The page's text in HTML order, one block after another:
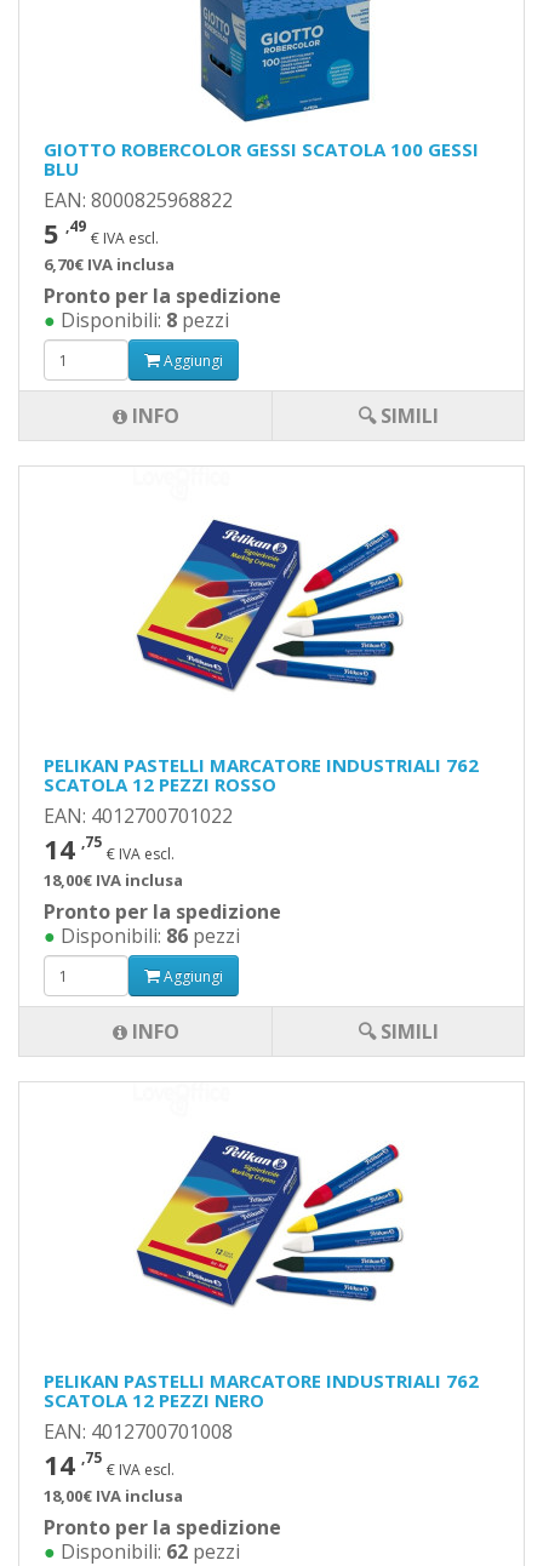
GIOTTO ROBERCOLOR GESSI SCATOLA 100 GESSI
BLU
EAN: 8000825968822
5 ,49
€ IVA escl.
6,70€ IVA inclusa
Pronto per la spedizione
● Disponibili: 8 pezzi
Aggiungi
INFO 🔍 SIMILI
PELIKAN PASTELLI MARCATORE INDUSTRIALI 762
SCATOLA 12 PEZZI ROSSO
EAN: 4012700701022
14 ,75
€ IVA escl.
18,00€ IVA inclusa
Pronto per la spedizione
● Disponibili: 86 pezzi
Aggiungi
INFO 🔍 SIMILI
PELIKAN PASTELLI MARCATORE INDUSTRIALI 762
SCATOLA 12 PEZZI NERO
EAN: 4012700701008
14 ,75
€ IVA escl.
18,00€ IVA inclusa
Pronto per la spedizione
● Disponibili: 62 pezzi